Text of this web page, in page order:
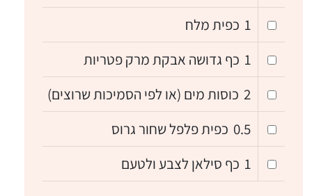
1 כפית מלח
1 כף גדושה אבקת מרק פטריות
2 כוסות מים (או לפי הסמיכות שרוצים)
0.5 כפית פלפל שחור גרוס
1 כף סילאן לצבע ולטעם